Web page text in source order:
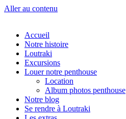
Aller au contenu
Accueil
Notre histoire
Loutraki
Excursions
Louer notre penthouse
Location
Album photos penthouse
Notre blog
Se rendre à Loutraki